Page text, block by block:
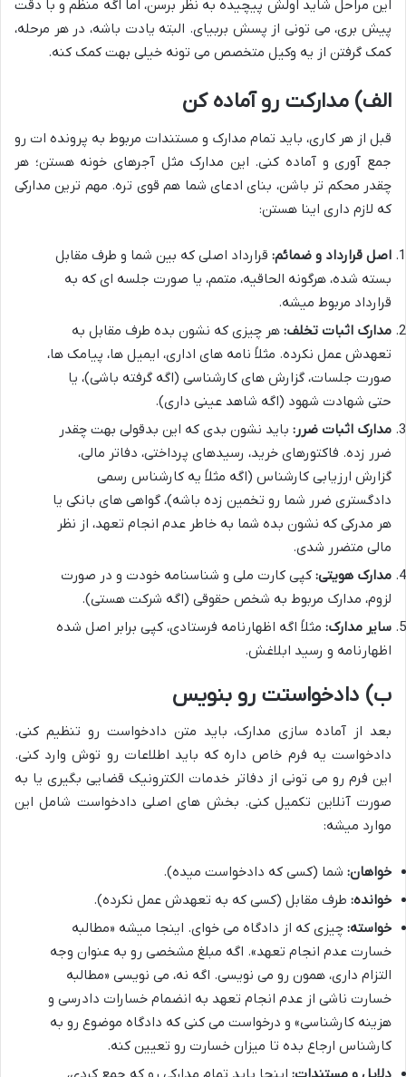
این مراحل شاید اولش پیچیده به نظر برسن، اما اگه منظم و با دقت
پیش بری، می تونی از پسش بربیای. البته یادت باشه، در هر مرحله،
کمک گرفتن از یه وکیل متخصص می تونه خیلی بهت کمک کنه.
الف) مدارکت رو آماده کن
قبل از هر کاری، باید تمام مدارک و مستندات مربوط به پرونده ات رو
جمع آوری و آماده کنی. این مدارک مثل آجرهای خونه هستن؛ هر
چقدر محکم تر باشن، بنای ادعای شما هم قوی تره. مهم ترین مدارکی
که لازم داری اینا هستن:
اصل قرارداد و ضمائم: قرارداد اصلی که بین شما و طرف مقابل
بسته شده، هرگونه الحاقیه، متمم، یا صورت جلسه ای که به
قرارداد مربوط میشه.
مدارک اثبات تخلف: هر چیزی که نشون بده طرف مقابل به
تعهدش عمل نکرده. مثلاً نامه های اداری، ایمیل ها، پیامک ها،
صورت جلسات، گزارش های کارشناسی (اگه گرفته باشی)، یا
حتی شهادت شهود (اگه شاهد عینی داری).
مدارک اثبات ضرر: باید نشون بدی که این بدقولی بهت چقدر
ضرر زده. فاکتورهای خرید، رسیدهای پرداختی، دفاتر مالی،
گزارش ارزیابی کارشناس (اگه مثلاً یه کارشناس رسمی
دادگستری ضرر شما رو تخمین زده باشه)، گواهی های بانکی یا
هر مدرکی که نشون بده شما به خاطر عدم انجام تعهد، از نظر
مالی متضرر شدی.
مدارک هویتی: کپی کارت ملی و شناسنامه خودت و در صورت
لزوم، مدارک مربوط به شخص حقوقی (اگه شرکت هستی).
سایر مدارک: مثلاً اگه اظهارنامه فرستادی، کپی برابر اصل شده
اظهارنامه و رسید ابلاغش.
ب) دادخواستت رو بنویس
بعد از آماده سازی مدارک، باید متن دادخواست رو تنظیم کنی.
دادخواست یه فرم خاص داره که باید اطلاعات رو توش وارد کنی.
این فرم رو می تونی از دفاتر خدمات الکترونیک قضایی بگیری یا به
صورت آنلاین تکمیل کنی. بخش های اصلی دادخواست شامل این
موارد میشه:
خواهان: شما (کسی که دادخواست میده).
خوانده: طرف مقابل (کسی که به تعهدش عمل نکرده).
خواسته: چیزی که از دادگاه می خوای. اینجا میشه «مطالبه
خسارت عدم انجام تعهد». اگه مبلغ مشخصی رو به عنوان وجه
التزام داری، همون رو می نویسی. اگه نه، می نویسی «مطالبه
خسارت ناشی از عدم انجام تعهد به انضمام خسارات دادرسی و
هزینه کارشناسی» و درخواست می کنی که دادگاه موضوع رو به
کارشناس ارجاع بده تا میزان خسارت رو تعیین کنه.